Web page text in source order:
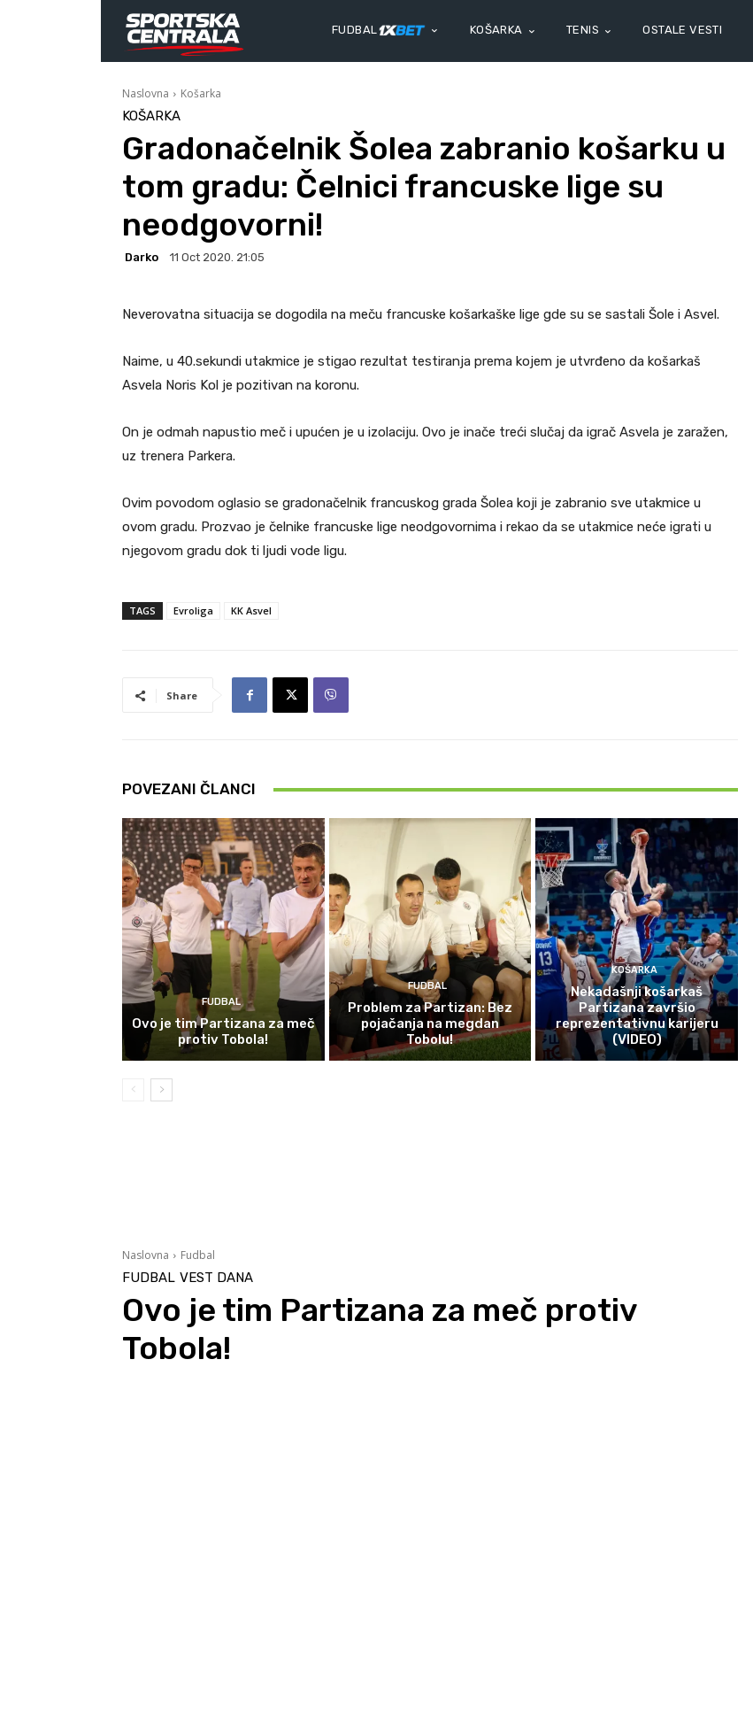
FUDBAL KOŠARKA TENIS OSTALE VESTI
Naslovna Košarka
KOŠARKA
Gradonačelnik Šolea zabranio košarku u
tom gradu: Čelnici francuske lige su
neodgovorni!
Darko 11 Oct 2020. 21:05
Neverovatna situacija se dogodila na meču francuske košarkaške lige gde su se sastali Šole i Asvel.
Naime, u 40.sekundi utakmice je stigao rezultat testiranja prema kojem je utvrđeno da košarkaš
Asvela Noris Kol je pozitivan na koronu.
On je odmah napustio meč i upućen je u izolaciju. Ovo je inače treći slučaj da igrač Asvela je zaražen,
uz trenera Parkera.
Ovim povodom oglasio se gradonačelnik francuskog grada Šolea koji je zabranio sve utakmice u
ovom gradu. Prozvao je čelnike francuske lige neodgovornima i rekao da se utakmice neće igrati u
njegovom gradu dok ti ljudi vode ligu.
TAGS Evroliga KK Asvel
Share
POVEZANI ČLANCI
FUDBAL
Ovo je tim Partizana za meč
protiv Tobola!
FUDBAL
Problem za Partizan: Bez
pojačanja na megdan
Tobolu!
KOŠARKA
Nekadašnji košarkaš
Partizana završio
reprezentativnu karijeru
(VIDEO)